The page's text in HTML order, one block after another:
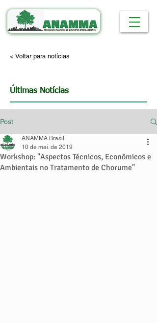
< Voltar para notícias
Últimas Notícias
Post
Workshop: "Aspectos Técnicos, Econômicos e
Ambientais no Tratamento de Chorume"
ANAMMA Brasil
10 de mai. de 2019